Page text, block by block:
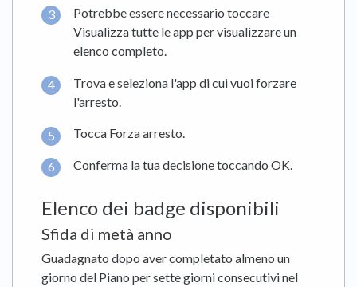
Potrebbe essere necessario toccare
Visualizza tutte le app per visualizzare un
elenco completo.
Trova e seleziona l'app di cui vuoi forzare
l'arresto.
Tocca Forza arresto.
Conferma la tua decisione toccando OK.
Elenco dei badge disponibili
Sfida di metà anno
Guadagnato dopo aver completato almeno un
giorno del Piano per sette giorni consecutivi nel